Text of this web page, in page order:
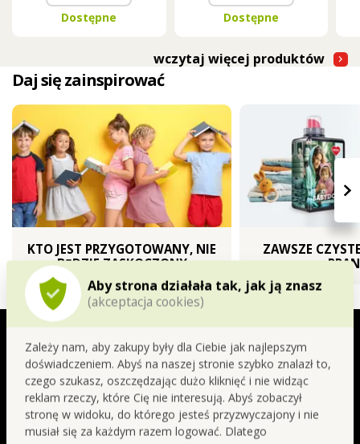
Aby strona działała tak, jak ją znasz
(akceptacja cookies)
Zależy nam, aby zakupy były dla Ciebie jak najlepszym
doświadczeniem. Abyś na naszej stronie szybko znalazł to,
czego szukasz, oszczędzając dużo kliknięć i nie widząc
reklam rzeczy, które Cię nie interesują. Abyś zobaczył
stronę w widoku, do którego jesteś przyzwyczajony i nie
musiał się za każdym razem logować. Dlatego
Dostępne
Dostępne
wczytaj więcej produktów
Daj się zainspirować
KTO JEST PRZYGOTOWANY, NIE
BĘDZIE ZASKOCZONY
ZAWSZE
›
Zobacz inne spacerki
SIGNATURE | najwyższy poziom
perfumerii
BERRIES ABSOLUTE
Malina stanowi serce tej ciemnej, owocowej
kompozycji, nadając jej słodki, soczysty i zmysłowy